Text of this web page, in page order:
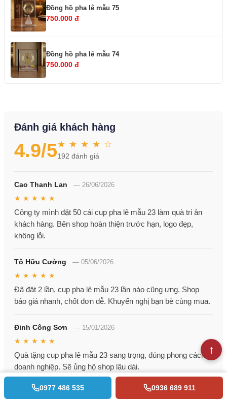
Đồng hồ pha lê mẫu 75
750.000 đ
Đồng hồ pha lê mẫu 74
750.000 đ
Đánh giá khách hàng
4.9/5★ ★ ★ ★ ☆
192 đánh giá
Cao Thanh Lan — 26/06/2026
★ ★ ★ ★ ★
Công ty mình đặt 50 cái cup pha lê mẫu 23 làm quà tri ân
khách hàng. Bên shop hoàn thiện trước hạn, logo đẹp,
không lỗi.
Tô Hữu Cường — 05/06/2026
★ ★ ★ ★ ★
Đã đặt 2 lần, cup pha lê mẫu 23 lần nào cũng ưng. Shop
báo giá nhanh, chốt đơn dễ. Khuyến nghị bạn bè cùng mua.
Đinh Công Sơn — 15/01/2026
★ ★ ★ ★ ★
Quà tặng cup pha lê mẫu 23 sang trọng, đúng phong cách
doanh nghiệp. Sẽ ủng hộ shop lâu dài.
Phan Thị Trang
0977 486 535 0936 689 911